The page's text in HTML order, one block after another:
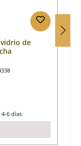
de
6 días